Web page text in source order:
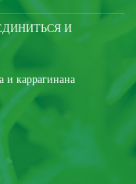
И
и каррагинана